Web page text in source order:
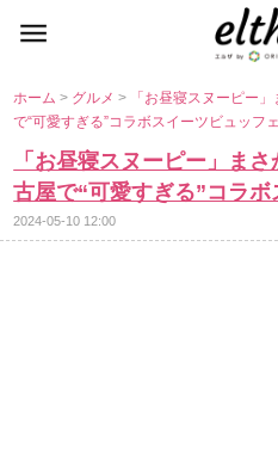
ホーム> グルメ>
「お昼寝スヌーピー
で“可愛すぎる”コラボスイーツビュッフ
「お昼寝スヌーピー」ま
古屋で“可愛すぎる”コラ
2024-05-10 12:00